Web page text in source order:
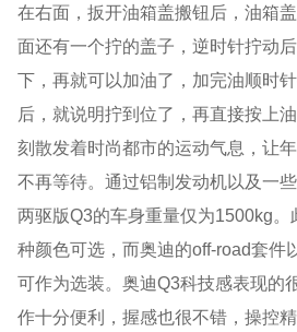
在右面，扳开油箱盖搬钮后，油箱
面还有一个拧的盖子，逆时针拧动
下，再就可以加油了，加完油顺时
后，就说明拧到位了，再直接按上
刻散发着时尚都市的运动气息，让
不再等待。通过铝制发动机以及一
两驱版Q3的车身重量仅为1500kg。
种颜色可选，而奥迪的off-road套件
可作为选装。奥迪Q3科技感表现的
作十分便利，握感也很不错，操控